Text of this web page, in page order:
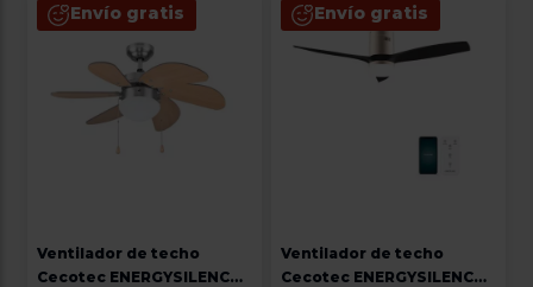
Envío gratis
Ventilador de techo
Cecotec ENERGYSILENCE
Envío gratis
Ventilador de techo
Cecotec ENERGYSILENCE